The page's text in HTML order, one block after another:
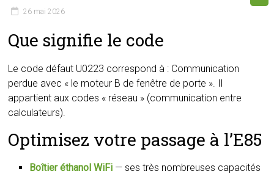
26 mai 2026
Que signifie le code
Le code défaut U0223 correspond à : Communication
perdue avec « le moteur B de fenêtre de porte ». Il
appartient aux codes « réseau » (communication entre
calculateurs).
Optimisez votre passage à l’E85
Boîtier éthanol WiFi — ses très nombreuses capacités